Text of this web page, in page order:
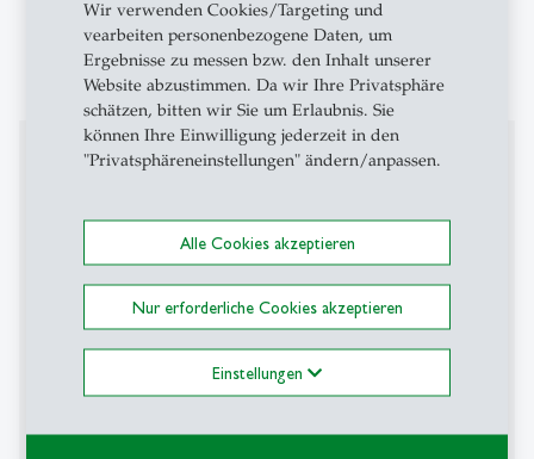
Wir verwenden Cookies/Targeting und
vearbeiten personenbezogene Daten, um
Ergebnisse zu messen bzw. den Inhalt unserer
Website abzustimmen. Da wir Ihre Privatsphäre
schätzen, bitten wir Sie um Erlaubnis. Sie
können Ihre Einwilligung jederzeit in den
"Privatsphäreneinstellungen" ändern/anpassen.
Alle Cookies akzeptieren
Nur erforderliche Cookies akzeptieren
Einstellungen
Projekte
Russian Society under the Conditions of an
Undeclared War: Accepting Violence, Shifting
Constructing Truth. Focus on the notion of Truth in